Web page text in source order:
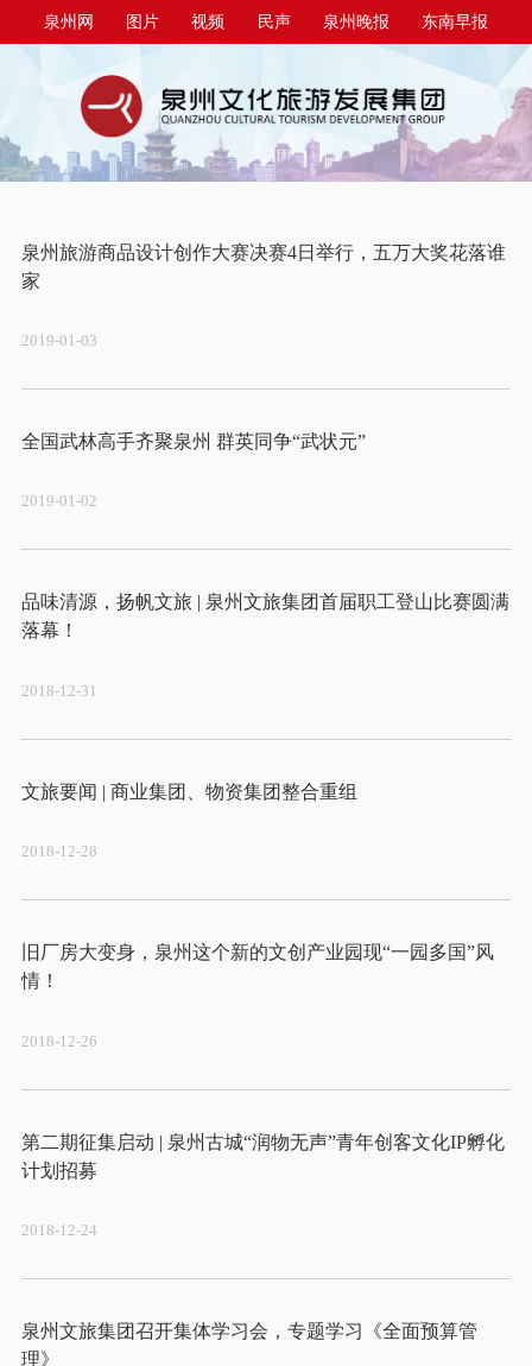
泉州网 图片 视频 民声 泉州晚报 东南早报
泉州旅游商品设计创作大赛决赛4日举行，五万大奖花落谁
2019-01-03
全国武林高手齐聚泉州 群英同争“武状元”
2019-01-02
品味清源，扬帆文旅 | 泉州文旅集团首届职工登山比赛圆满
2018-12-31
2018-12-28
旧厂房大变身，泉州这个新的文创产业园现“一园多国”风
2018-12-26
第二期征集启动 | 泉州古城“润物无声”青年创客文化IP孵化
2018-12-24
泉州文旅集团召开集体学习会，专题学习《全面预算管